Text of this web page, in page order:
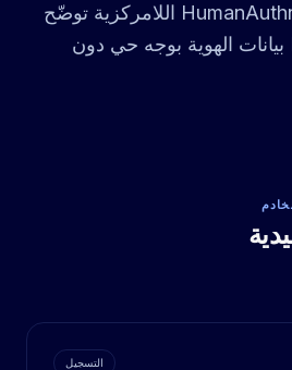
والبحث فيه. عروض HumanAuthn اللامركزية توضّح
كيف يربط HumanID بيانات الهوية بوجه حي دون
التسجيل